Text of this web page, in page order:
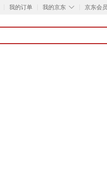
我的订单 ◇
我的京东 京东会员